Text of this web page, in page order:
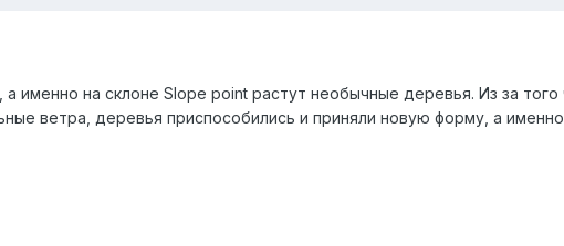
именно на склоне Slope point растут необычные деревья. Из за того
ветра, деревья приспособились и приняли новую форму, а